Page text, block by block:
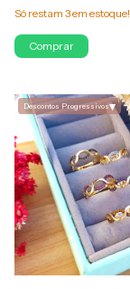
Só restam 3em estoque!
Comprar
Descontos Progressivos▾